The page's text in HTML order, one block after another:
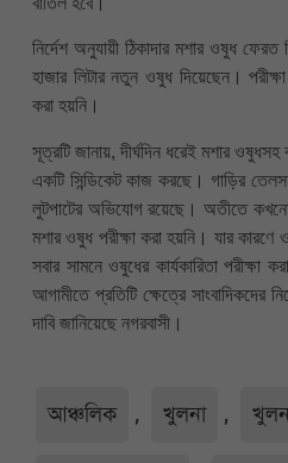
নির্দেশ অনুযায়ী ঠিকাদার মশার ওষুধ
হাজার লিটার নতুন ওষুধ দিয়েছেন।
করা হয়নি।
সূত্রটি জানায়, দীর্ঘদিন ধরেই মশার ওষুধসহ
একটি সিন্ডিকেট কাজ করছে। গাড়ির
লুটপাটের অভিযোগ রয়েছে। অতীতে কখনো
মশার ওষুধ পরীক্ষা করা হয়নি। যার কারণে
সবার সামনে ওষুধের কার্যকারিতা পরীক্ষা
আগামীতে প্রতিটি ক্ষেত্রে সাংবাদিকদের
দাবি জানিয়েছে নগরবাসী।
আঞ্চলিক , খুলনা ,